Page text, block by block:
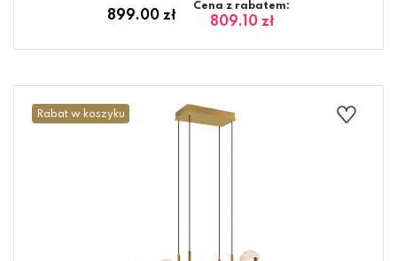
899.00 zł
Cena z rabatem:
809.10 zł
Rabat w koszyku